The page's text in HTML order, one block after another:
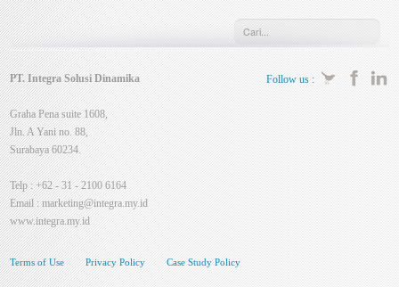
Follow us :
PT. Integra Solusi Dinamika
Graha Pena suite 1608,
Jln. A Yani no. 88,
Surabaya 60234.
Telp : +62 - 31 - 2100 6164
Email :marketing@integra.my.id
www.integra.my.id
Terms of Use Privacy Policy Case Study Policy